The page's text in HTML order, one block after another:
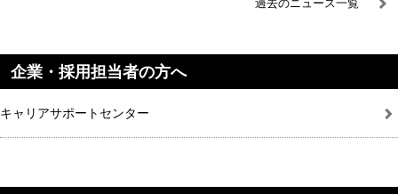
過去のニュース一覧
企業・採用担当者の方へ
キャリアサポートセンター